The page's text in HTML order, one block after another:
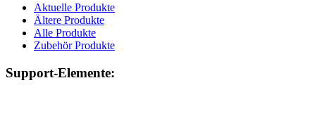
Aktuelle Produkte
Ältere Produkte
Alle Produkte
Zubehör Produkte
Support-Elemente: